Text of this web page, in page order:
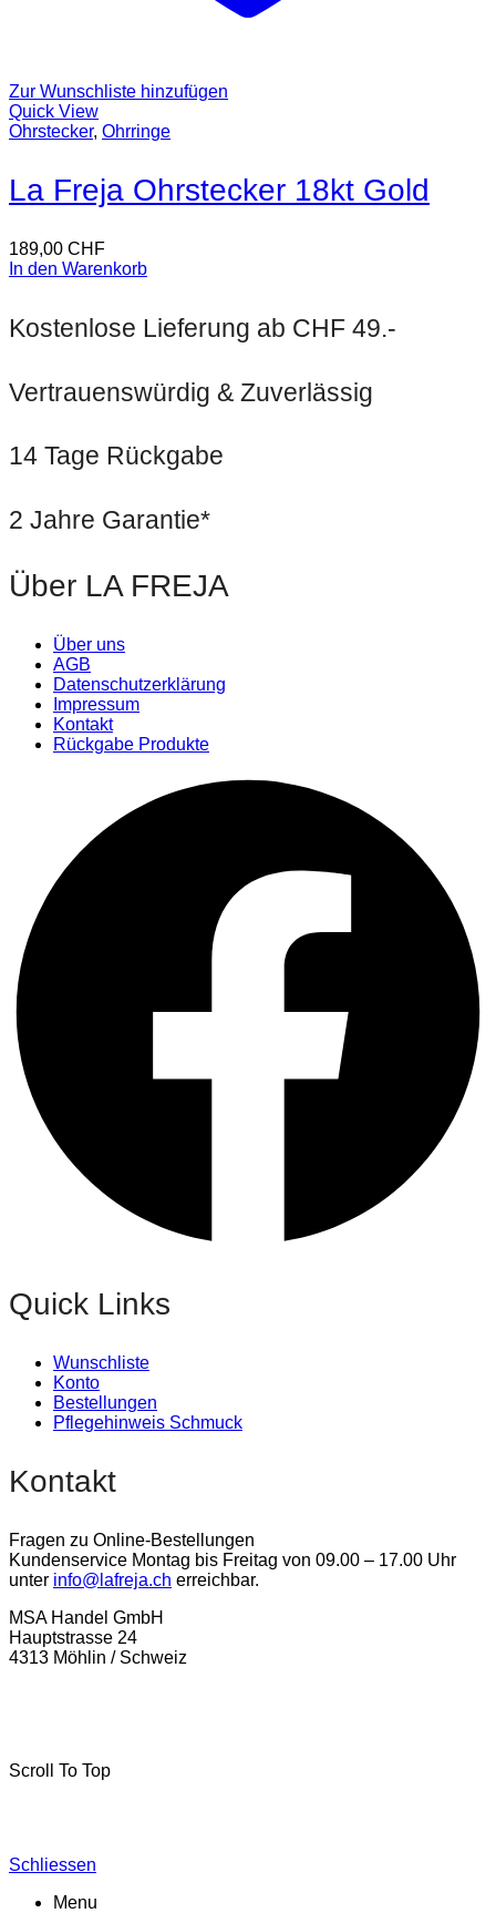
Zur Wunschliste hinzufügen
Quick View
Ohrstecker, Ohrringe
La Freja Ohrstecker 18kt Gold
189,00 CHF
In den Warenkorb
Kostenlose Lieferung ab CHF 49.-
Vertrauenswürdig & Zuverlässig
14 Tage Rückgabe
2 Jahre Garantie*
Über LA FREJA
Über uns
AGB
Datenschutzerklärung
Impressum
Kontakt
Rückgabe Produkte
Quick Links
Wunschliste
Konto
Bestellungen
Pflegehinweis Schmuck
Kontakt
Fragen zu Online-Bestellungen
Kundenservice Montag bis Freitag von 09.00 – 17.00 Uhr
unter info@lafreja.ch erreichbar.
MSA Handel GmbH
Hauptstrasse 24
4313 Möhlin / Schweiz
Scroll To Top
Schliessen
Menu